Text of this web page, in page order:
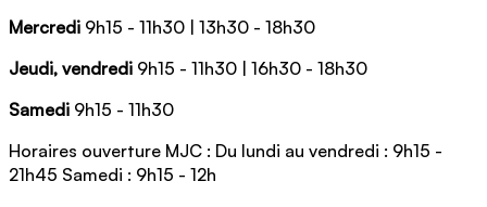
Mercredi 9h15 - 11h30 | 13h30 - 18h30
Jeudi, vendredi 9h15 - 11h30 | 16h30 - 18h30
Samedi 9h15 - 11h30
Horaires ouverture MJC : Du lundi au vendredi : 9h15 -
21h45 Samedi : 9h15 - 12h